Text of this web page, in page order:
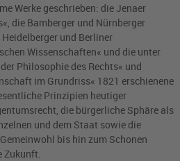
Werke geschrieben: die Jenaer
die Bamberger und Nürnberger
und Berliner
Wissenschaften« und die unter
Philosophie des Rechts« und
im Grundriss« 1821 erschienene
Prinzipien heutiger
die bürgerliche Sphäre als
und dem Staat sowie die
bis hin zum Schonen
Zukunft.